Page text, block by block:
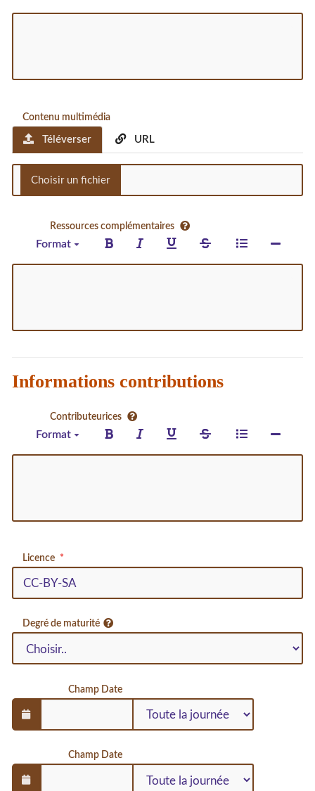
Contenu multimédia
Téléverser URL
Ressources complémentaires
Format
Informations contributions
Contributeurices
Format
Licence
Degré de maturité
Champ Date
Champ Date